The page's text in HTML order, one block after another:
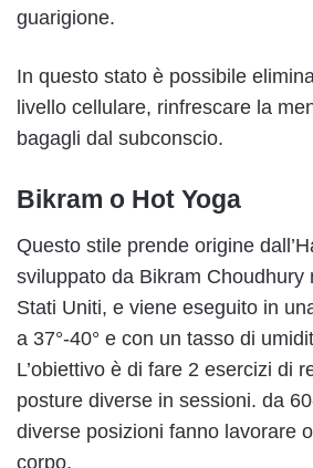
guarigione.
In questo stato è possibile
livello cellulare, rinfrescare la
bagagli dal subconscio.
Bikram o Hot Yoga
Questo stile prende origine
sviluppato da Bikram Choudhury
Stati Uniti, e viene eseguito in
a 37°-40° e con un tasso di
L’obiettivo è di fare 2 esercizi di
posture diverse in sessioni. da
diverse posizioni fanno lavorare
corpo.